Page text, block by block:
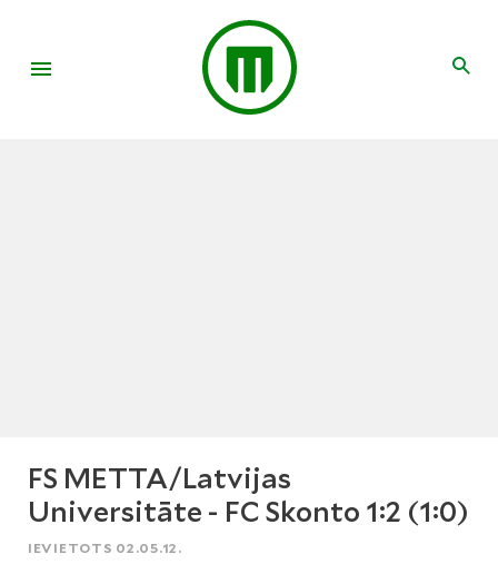
FS METTA/Latvijas
Universitāte - FC Skonto 1:2 (1:0)
IEVIETOTS 02.05.12.